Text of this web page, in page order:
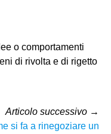
o comportamenti
di rivolta e di rigetto
Articolo successivo →
si fa a rinegoziare un